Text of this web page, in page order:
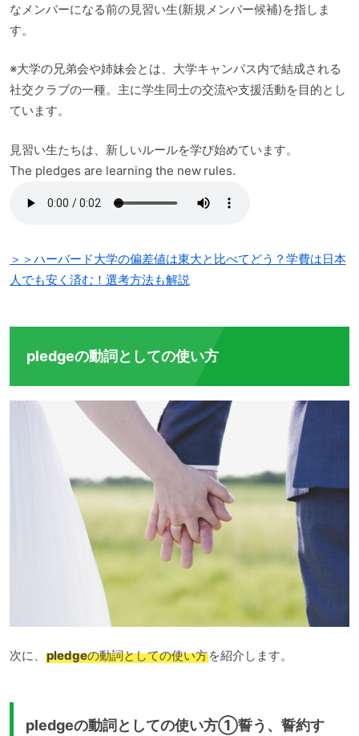
なメンバーになる前の見習い生(新規メンバー候補)を指しま
す。
※大学の兄弟会や姉妹会とは、大学キャンパス内で結成される
社交クラブの一種。主に学生同士の交流や支援活動を目的とし
ています。
見習い生たちは、新しいルールを学び始めています。
The pledges are learning the new rules.
＞＞ハーバード大学の偏差値は東大と比べてどう？学費は日本
人でも安く済む！選考方法も解説
pledgeの動詞としての使い方
次に、 pledgeの動詞としての使い方を紹介します。
pledgeの動詞としての使い方①誓う、誓約す